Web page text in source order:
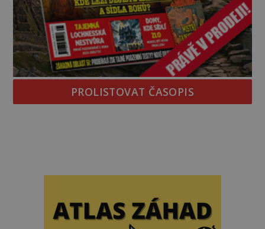
PROLISTOVAT ČASOPIS